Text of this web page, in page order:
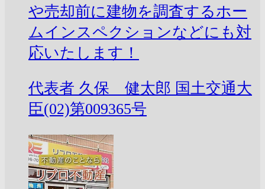
や売却前に建物を調査するホー
ムインスペクションなどにも対
応いたします！
代表者 久保 健太郎 国土交通大
臣(02)第009365号